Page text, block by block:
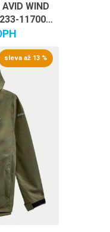
WIND
11700…
sleva až 13 %